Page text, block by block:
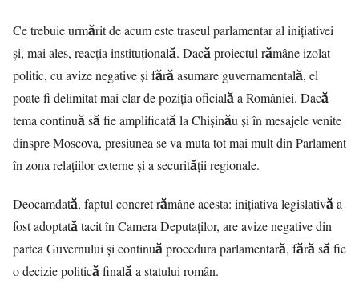
Ce trebuie urmărit de acum este traseul parlamentar al inițiativei
și, mai ales, reacția instituțională. Dacă proiectul rămâne izolat
politic, cu avize negative și fără asumare guvernamentală, el
poate fi delimitat mai clar de poziția oficială a României. Dacă
tema continuă să fie amplificată la Chișinău și în mesajele venite
dinspre Moscova, presiunea se va muta tot mai mult din Parlament
în zona relațiilor externe și a securității regionale.
Deocamdată, faptul concret rămâne acesta: inițiativa legislativă a
fost adoptată tacit în Camera Deputaților, are avize negative din
partea Guvernului și continuă procedura parlamentară, fără să fie
o decizie politică finală a statului român.